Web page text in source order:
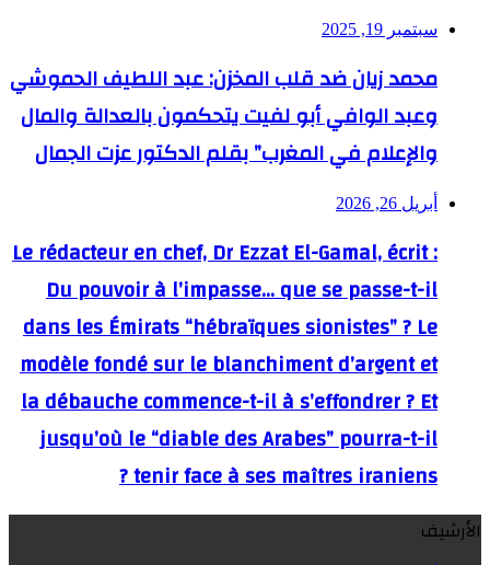
سبتمبر 19, 2025
محمد زيان ضد قلب المخزن: عبد اللطيف الحموشي
وعبد الوافي أبو لفيت يتحكمون بالعدالة والمال
والإعلام في المغرب” بقلم الدكتور عزت الجمال
أبريل 26, 2026
Le rédacteur en chef, Dr Ezzat El-Gamal, écrit :
Du pouvoir à l’impasse… que se passe-t-il
dans les Émirats “hébraïques sionistes” ? Le
modèle fondé sur le blanchiment d’argent et
la débauche commence-t-il à s’effondrer ? Et
jusqu’où le “diable des Arabes” pourra-t-il
tenir face à ses maîtres iraniens ?
الأرشيف